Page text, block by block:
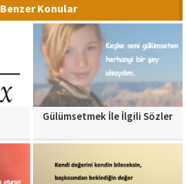
Benzer Konular
Gülümsetmek İle İlgili Sözler